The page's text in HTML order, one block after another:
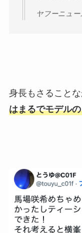
ヤフーニュー
身長もさること
はまるでモデル